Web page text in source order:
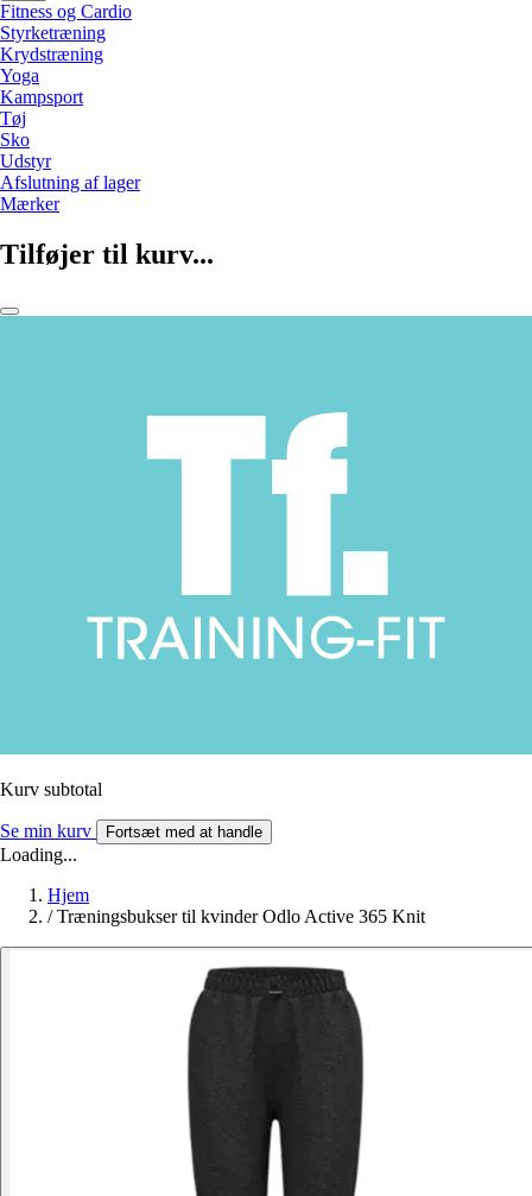
Fitness og Cardio
Styrketræning
Krydstræning
Yoga
Kampsport
Tøj
Sko
Udstyr
Afslutning af lager
Mærker
Tilføjer til kurv...
Kurv subtotal
Se min kurv Fortsæt med at handle
Loading...
Hjem
/ Træningsbukser til kvinder Odlo Active 365 Knit